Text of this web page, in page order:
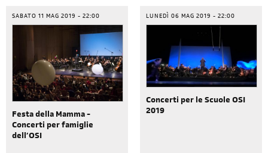
SABATO 11 MAG 2019 - 22:00
Festa della Mamma -
Concerti per famiglie
dell’OSI
LUNEDÌ 06 MAG 2019 - 22:00
Concerti per le Scuole OSI
2019